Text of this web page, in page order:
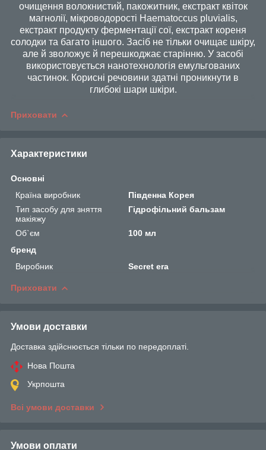
очищення волокнистий, пакожитник, екстракт квіток
магнолії, мікроводорості Haematoccus pluvialis,
екстракт продукту ферментації сої, екстракт кореня
солодки та багато іншого. Засіб не тільки очищає шкіру,
але й зволожує й перешкоджає старінню. У засобі
використовується нанотехнологія емульгованих
частинок. Корисні речовини здатні проникнути в
глибокі шари шкіри.
Приховати
Характеристики
Основні
Країна виробник
Південна Корея
Тип засобу для зняття
макіяжу
Гідрофільний бальзам
Об`єм
100 мл
бренд
Виробник
Secret era
Приховати
Умови доставки
Доставка здійснюється тільки по передоплаті.
Нова Пошта
Укрпошта
Всі умови доставки
Умови оплати